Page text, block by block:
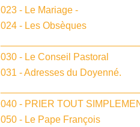
023 - Le Mariage -
024 - Les Obsèques
030 - Le Conseil Pastoral
031 - Adresses du Doyenné.
040 - PRIER TOUT
050 - Le Pape François